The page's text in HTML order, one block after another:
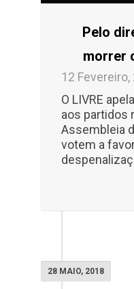
Pelo
morrer
12 Fevereiro,
O LIVRE
aos partidos
Assembleia
votem a
28 MAIO, 2018